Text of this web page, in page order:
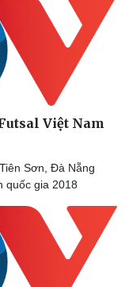
Việt Nam
Sơn, Đà Nẵng
quốc gia 2018